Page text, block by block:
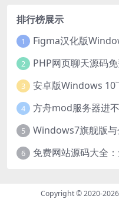
排行榜展示
1 Figma汉化版
2
3 安卓版Windows 10
4
5
6 免费网站源码大全
Copyright © 2020-2026